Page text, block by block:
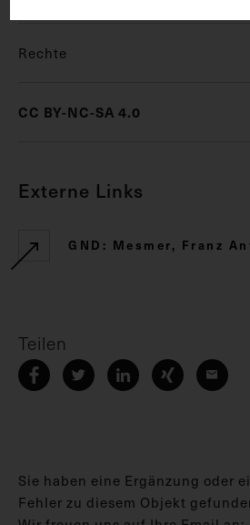
Rechte
CC BY-NC-SA 4.0
Externe Links
GND: Mesmer, Franz
Teilen
Sie haben eine Ergänzung oder
Fehler zu diesem Objekt